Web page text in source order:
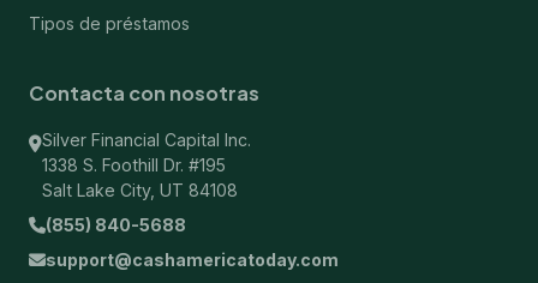
Tipos de préstamos
Contacta con nosotras
Silver Financial Capital Inc.
1338 S. Foothill Dr. #195
Salt Lake City, UT 84108
(855) 840-5688
support@cashamericatoday.com